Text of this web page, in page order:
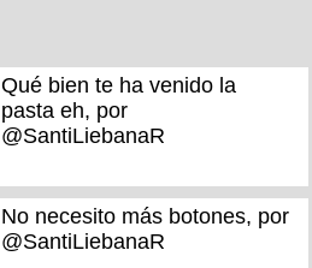
Qué bien te ha venido la
pasta eh, por
@SantiLiebanaR
No necesito más botones, por
@SantiLiebanaR